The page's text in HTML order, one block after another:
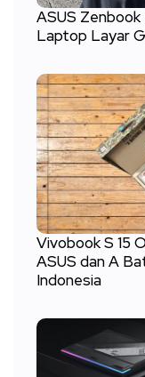
ASUS Zenbook
Laptop Layar
Vivobook S 15
ASUS dan A
Indonesia